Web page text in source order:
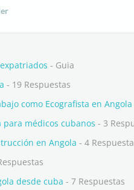
- Guia
- 19 Respuestas
como Ecografista en Angola
médicos cubanos - 3
en Angola - 4
desde cuba - 7 Respuestas